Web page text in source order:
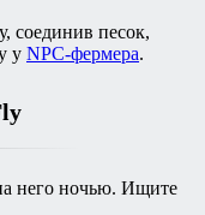
соединив песок,
у NPC-фермера.
него ночью. Ищите